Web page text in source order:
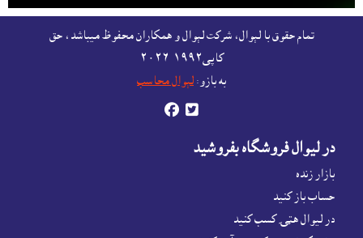
Afghanistan products,
تمام حقوق با لېوال، شرکت لېوال و همکاران محفوظ ميباشد، حق
کاپى١٩٩٢-۲۰۲٦
به بازو: لېوال محاسب
 
در ليوال فروشگاه بفروشيد
بازار زنده
حساب باز کنيد
در لیوال هټۍ کسب کنید